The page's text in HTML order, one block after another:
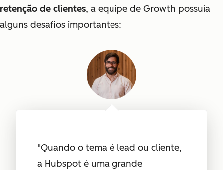
retenção de clientes, a equipe de Growth possuía
alguns desafios importantes:
"Quando o tema é lead ou cliente,
a Hubspot é uma grande